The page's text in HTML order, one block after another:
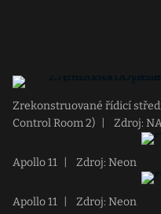
Zrekonstruované řídicí
Control Room 2)
Zdroj:
Apollo 11 Zdroj: Neon
Apollo 11 Zdroj: Neon